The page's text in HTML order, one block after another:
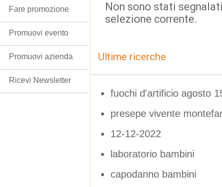
Non sono stati
selezione corrente.
Ultime ricerche
fuochi d'artificio agosto
presepe vivente
12-12-2022
laboratorio bambini
capodanno bambini
Fare promozione
Promuovi evento
Promuovi azienda
Ricevi Newsletter